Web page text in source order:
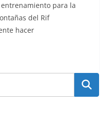
para la
del Rif
hacer